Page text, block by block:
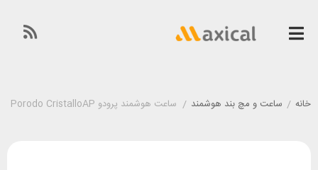
خانه / ساعت و مچ بند هوشمند / ساعت هوشمند پرودو Porodo CristalloAP